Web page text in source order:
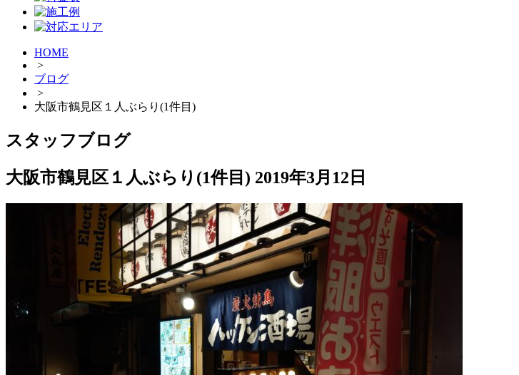
HOME
>
ブログ
>
大阪市鶴見区１人ぶらり(1件目)
スタッフブログ
大阪市鶴見区１人ぶらり(1件目) 2019年3月12日